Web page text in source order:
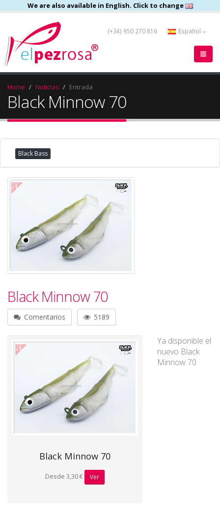
We are also available in English. Click to change
(+34) 950 270 816 Español
Home Noticias Entrada
Black Minnow 70
Black Bass
Black Minnow 70
Comentarios 5189
Black Minnow 70
Desde 3,30 € Ver
Ya disponible el
nuevo Black
Minnow 70